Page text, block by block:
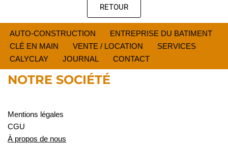
RETOUR
AUTO-CONSTRUCTION
ENTREPRISE DU BATIMENT
CLÉ EN MAIN
VENTE / LOCATION
SERVICES
CALYCLAY
JOURNAL CONTACT
NOTRE SOCIÉTÉ
Mentions légales
CGU
À propos de nous